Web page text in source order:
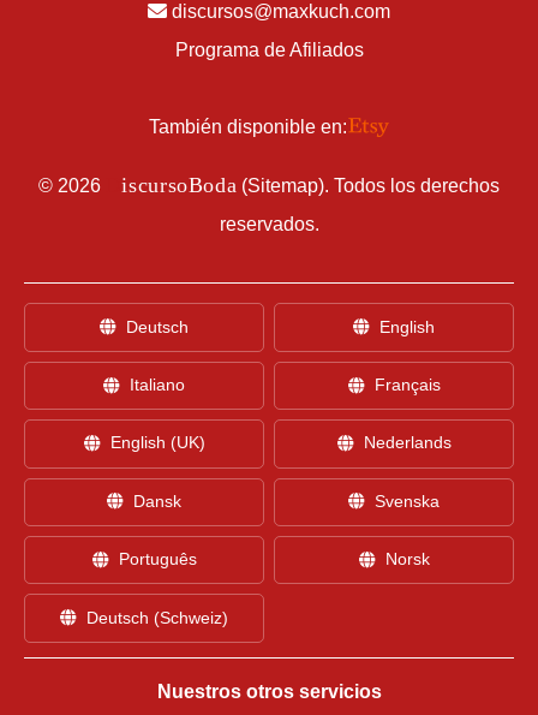
discursos@maxkuch.com
Programa de Afiliados
También disponible en:
© 2026 DiscursoBoda (Sitemap). Todos los derechos
reservados.
Deutsch English
Italiano Français
English (UK) Nederlands
Dansk Svenska
Português Norsk
Deutsch (Schweiz)
Nuestros otros servicios